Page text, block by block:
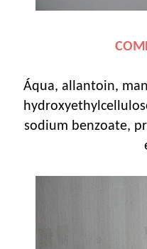
Áqua, allantoin,
sodium benzoate,